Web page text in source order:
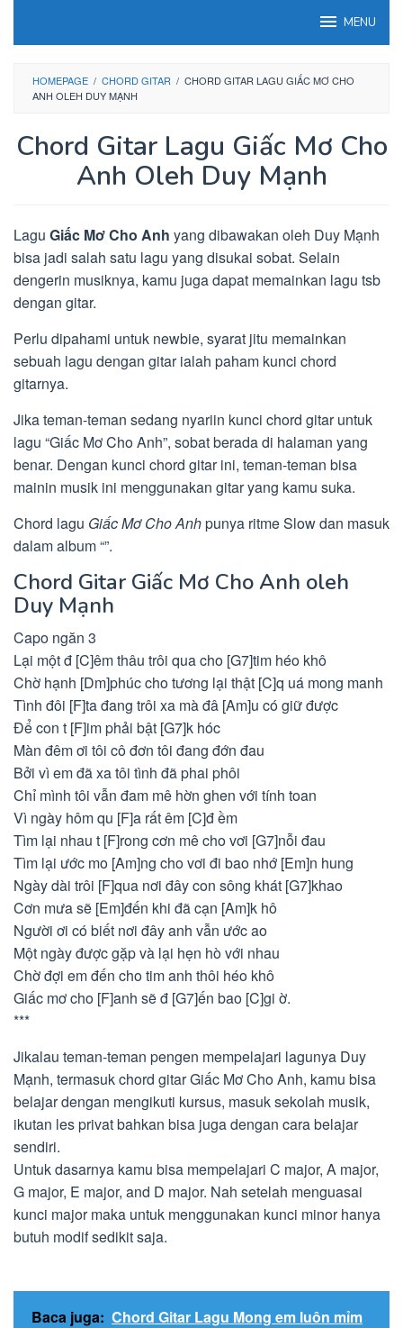
MENU
HOMEPAGE / CHORD GITAR / CHORD GITAR LAGU GIẤC MƠ CHO
ANH OLEH DUY MẠNH
Chord Gitar Lagu Giấc Mơ Cho
Anh Oleh Duy Mạnh
Lagu Giấc Mơ Cho Anh yang dibawakan oleh Duy Mạnh
bisa jadi salah satu lagu yang disukai sobat. Selain
dengerin musiknya, kamu juga dapat memainkan lagu tsb
dengan gitar.
Perlu dipahami untuk newbie, syarat jitu memainkan
sebuah lagu dengan gitar ialah paham kunci chord
gitarnya.
Jika teman-teman sedang nyariin kunci chord gitar untuk
lagu “Giấc Mơ Cho Anh”, sobat berada di halaman yang
benar. Dengan kunci chord gitar ini, teman-teman bisa
mainin musik ini menggunakan gitar yang kamu suka.
Chord lagu Giấc Mơ Cho Anhpunya ritme Slow dan masuk
dalam album “”.
Chord Gitar Giấc Mơ Cho Anh oleh
Duy Mạnh
Capo ngăn 3
Lại một đ [C]êm thâu trôi qua cho [G7]tim héo khô
Chờ hạnh [Dm]phúc cho tương lại thật [C]q uá mong manh
Tình đôi [F]ta đang trôi xa mà đâ [Am]u có giữ được
Để con t [F]im phải bật [G7]k hóc
Màn đêm ơi tôi cô đơn tôi đang đớn đau
Bởi vì em đã xa tôi tình đã phai phôi
Chỉ mình tôi vẫn đam mê hờn ghen với tính toan
Vì ngày hôm qu [F]a rất êm [C]đ ềm
Tìm lại nhau t [F]rong cơn mê cho vơi [G7]nỗi đau
Tìm lại ước mo [Am]ng cho vơi đi bao nhớ [Em]n hung
Ngày dài trôi [F]qua nơi đây con sông khát [G7]khao
Cơn mưa sẽ [Em]đến khi đã cạn [Am]k hô
Người ơi có biết nơi đây anh vẫn ước ao
Một ngày được gặp và lại hẹn hò với nhau
Chờ đợi em đến cho tim anh thôi héo khô
Giấc mơ cho [F]anh sẽ đ [G7]ến bao [C]gi ờ.
***
Jikalau teman-teman pengen mempelajari lagunya Duy
Mạnh, termasuk chord gitar Giấc Mơ Cho Anh, kamu bisa
belajar dengan mengikuti kursus, masuk sekolah musik,
ikutan les privat bahkan bisa juga dengan cara belajar
sendiri.
Untuk dasarnya kamu bisa mempelajari C major, A major,
G major, E major, and D major. Nah setelah menguasai
kunci major maka untuk menggunakan kunci minor hanya
butuh modif sedikit saja.
Baca juga: Chord Gitar Lagu Mong em luôn mỉm